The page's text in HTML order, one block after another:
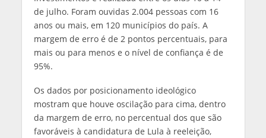
de julho. Foram ouvidas 2.004 pessoas com 16
anos ou mais, em 120 municípios do país. A
margem de erro é de 2 pontos percentuais, para
mais ou para menos e o nível de confiança é de
95%.
Os dados por posicionamento ideológico
mostram que houve oscilação para cima, dentro
da margem de erro, no percentual dos que são
favoráveis à candidatura de Lula à reeleição,